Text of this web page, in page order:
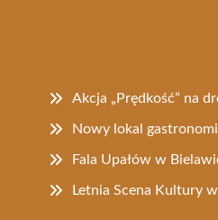
Akcja „Prędkość” na
Nowy lokal
Fala Upałów w
Letnia Scena Kultury